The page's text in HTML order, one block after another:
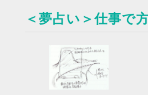
＜夢占い＞仕事で